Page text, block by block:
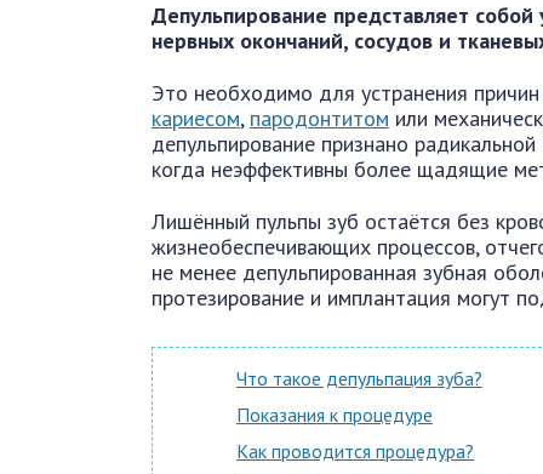
Депульпирование представляет
нервных окончаний, сосудов и
Это необходимо для устранения
кариесом, пародонтитом или
депульпирование признано
когда неэффективны более щадящие
Лишённый пульпы зуб остаётся без
жизнеобеспечивающих процессов,
не менее депульпированная зубная
протезирование и имплантация могут
Что такое депульпация зуба?
Показания к процедуре
Как проводится процедура?